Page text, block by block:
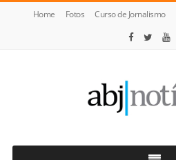
Home Fotos Curso de Jornalismo
Notícias